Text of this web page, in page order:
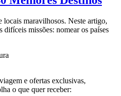
locais maravilhosos. Neste artigo,
difíceis missões: nomear os países
e ofertas exclusivas,
o que quer receber: